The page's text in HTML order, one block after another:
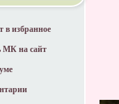
в избранное
МК на сайт